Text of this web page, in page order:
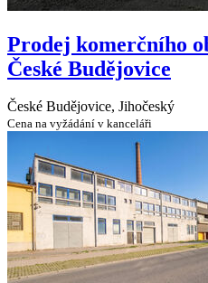
Prodej komerčního
České Budějovice
České Budějovice, Jihočeský
Cena na vyžádání v kanceláři